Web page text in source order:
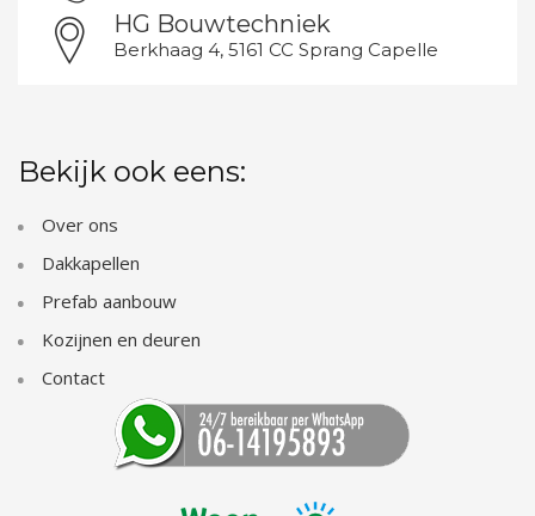
HG Bouwtechniek
Berkhaag 4, 5161 CC Sprang Capelle
Bekijk ook eens:
Over ons
Dakkapellen
Prefab aanbouw
Kozijnen en deuren
Contact